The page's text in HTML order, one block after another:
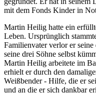
mit dem Fonds Kinder in
Martin Heilig hatte ein
Leben. Ursprünglich
Familienvater verlor er seine
seine drei Söhne selbst
Martin Heilig arbeitete im
erhielt er durch den
Weißbender - Hilfe, die er
und an die er sich dankbar